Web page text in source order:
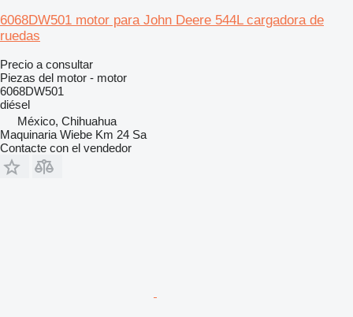
6068DW501 motor para John Deere 544L cargadora de
ruedas
Precio a consultar
Piezas del motor - motor
6068DW501
diésel
México, Chihuahua
Maquinaria Wiebe Km 24 Sa
Contacte con el vendedor